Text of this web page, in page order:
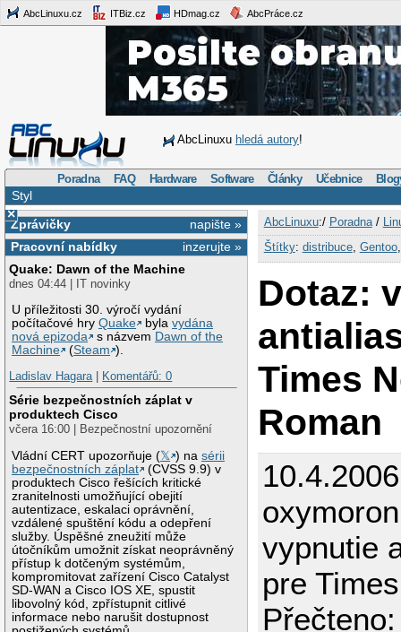
AbcLinuxu.cz ITBiz.cz HDmag.cz AbcPráce.cz
AbcLinuxu hledá autory!
Poradna FAQ Hardware Software Články Učebnice
Styl
×
napište »
Zprávičky
inzerujte »
Pracovní nabídky
Quake: Dawn of the Machine
dnes 04:44 | IT novinky
U příležitosti 30. výročí vydání
počítačové hryQuake bylavydána
nová epizoda
s názvem Dawn of the
Machine
(Steam ).
Ladislav Hagara| Komentářů: 0
Série bezpečnostních záplat v
produktech Cisco
včera 16:00 | Bezpečnostní upozornění
Vládní CERT upozorňuje (𝕏 ) nasérii
bezpečnostních záplat
(CVSS 9.9) v
produktech Cisco řešících kritické
zranitelnosti umožňující obejití
autentizace, eskalaci oprávnění,
vzdálené spuštění kódu a odepření
služby. Úspěšné zneužití může
útočníkům umožnit získat neoprávněný
přístup k dotčeným systémům,
kompromitovat zařízení Cisco Catalyst
SD-WAN a Cisco IOS XE, spustit
libovolný kód, zpřístupnit citlivé
informace nebo narušit dostupnost
AbcLinuxu:/ Poradna/
Štítky: distribuce, Gentoo
Dotaz:
Times
Roman
oxymoron
vypnutie
pre